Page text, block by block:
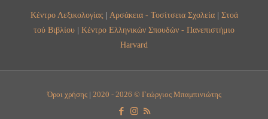
Κέντρο Λεξικολογίας | Αρσάκεια - Τοσίτσεια Σχολεία| Στοά
τού Βιβλίου | Κέντρο Ελληνικών Σπουδών - Πανεπιστήμιο
Harvard
Όροι χρήσης| 2020 - 2026 © Γεώργιος Μπαμπινιώτης